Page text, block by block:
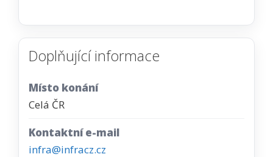
Doplňující informace
Místo konání
Celá ČR
Kontaktní e-mail
infra@infracz.cz